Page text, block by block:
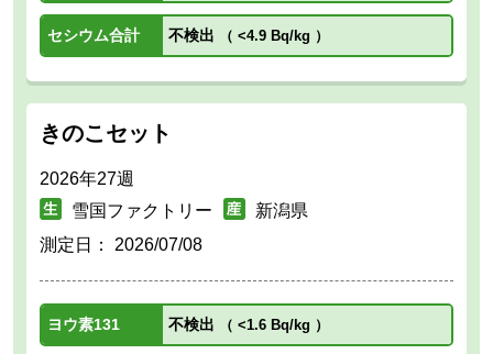
セシウム合計 不検出 （ <4.9 Bq/kg ）
きのこセット
2026年27週
雪国ファクトリー
新潟県
測定日： 2026/07/08
ヨウ素131 不検出 （ <1.6 Bq/kg ）